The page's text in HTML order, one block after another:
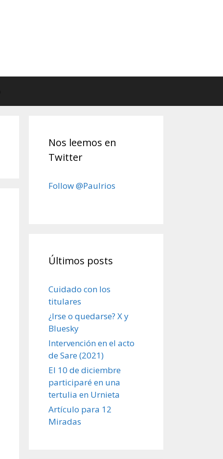
Nos leemos en
Twitter
Follow @Paulrios
Últimos posts
Cuidado con los
titulares
¿Irse o quedarse? X y
Bluesky
Intervención en el acto
de Sare (2021)
El 10 de diciembre
participaré en una
tertulia en Urnieta
Artículo para 12
Miradas